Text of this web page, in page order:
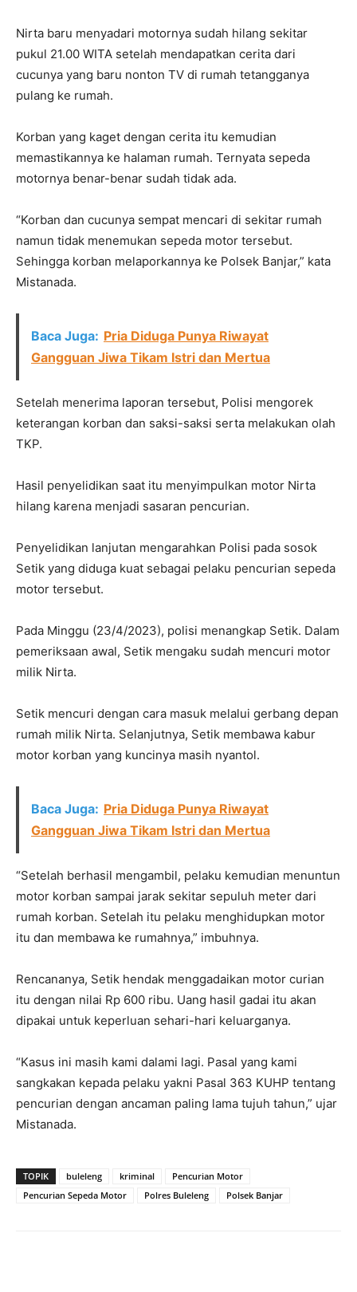
Nirta baru menyadari motornya sudah hilang sekitar
pukul 21.00 WITA setelah mendapatkan cerita dari
cucunya yang baru nonton TV di rumah tetangganya
pulang ke rumah.
Korban yang kaget dengan cerita itu kemudian
memastikannya ke halaman rumah. Ternyata sepeda
motornya benar-benar sudah tidak ada.
“Korban dan cucunya sempat mencari di sekitar rumah
namun tidak menemukan sepeda motor tersebut.
Sehingga korban melaporkannya ke Polsek Banjar,” kata
Mistanada.
Baca Juga: Pria Diduga Punya Riwayat
Gangguan Jiwa Tikam Istri dan Mertua
Setelah menerima laporan tersebut, Polisi mengorek
keterangan korban dan saksi-saksi serta melakukan olah
TKP.
Hasil penyelidikan saat itu menyimpulkan motor Nirta
hilang karena menjadi sasaran pencurian.
Penyelidikan lanjutan mengarahkan Polisi pada sosok
Setik yang diduga kuat sebagai pelaku pencurian sepeda
motor tersebut.
Pada Minggu (23/4/2023), polisi menangkap Setik. Dalam
pemeriksaan awal, Setik mengaku sudah mencuri motor
milik Nirta.
Setik mencuri dengan cara masuk melalui gerbang depan
rumah milik Nirta. Selanjutnya, Setik membawa kabur
motor korban yang kuncinya masih nyantol.
Baca Juga: Pria Diduga Punya Riwayat
Gangguan Jiwa Tikam Istri dan Mertua
“Setelah berhasil mengambil, pelaku kemudian menuntun
motor korban sampai jarak sekitar sepuluh meter dari
rumah korban. Setelah itu pelaku menghidupkan motor
itu dan membawa ke rumahnya,” imbuhnya.
Rencananya, Setik hendak menggadaikan motor curian
itu dengan nilai Rp 600 ribu. Uang hasil gadai itu akan
dipakai untuk keperluan sehari-hari keluarganya.
“Kasus ini masih kami dalami lagi. Pasal yang kami
sangkakan kepada pelaku yakni Pasal 363 KUHP tentang
pencurian dengan ancaman paling lama tujuh tahun,” ujar
Mistanada.
TOPIK buleleng kriminal
Pencurian Motor
Pencurian Sepeda Motor
Polres Buleleng Polsek Banjar